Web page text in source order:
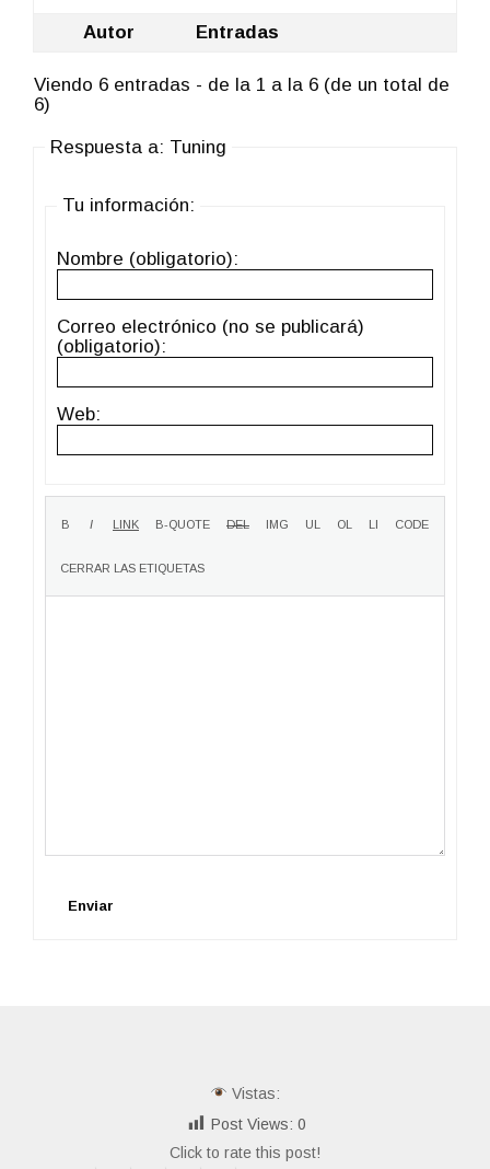
Autor Entradas
Viendo 6 entradas - de la 1 a la 6 (de un total de
6)
Respuesta a: Tuning
Tu información:
Nombre (obligatorio):
Correo electrónico (no se publicará)
(obligatorio):
Web:
Enviar
Vistas:
Post Views: 0
Click to rate this post!